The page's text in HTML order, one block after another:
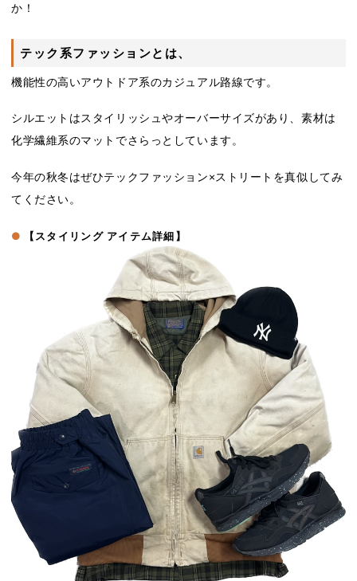
か！
テック系ファッションとは、
機能性の高いアウトドア系のカジュアル路線です。
シルエットはスタイリッシュやオーバーサイズがあり、素材は
化学繊維系のマットでさらっとしています。
今年の秋冬はぜひテックファッション×ストリートを真似してみ
てください。
【 スタイリング アイテム詳細】